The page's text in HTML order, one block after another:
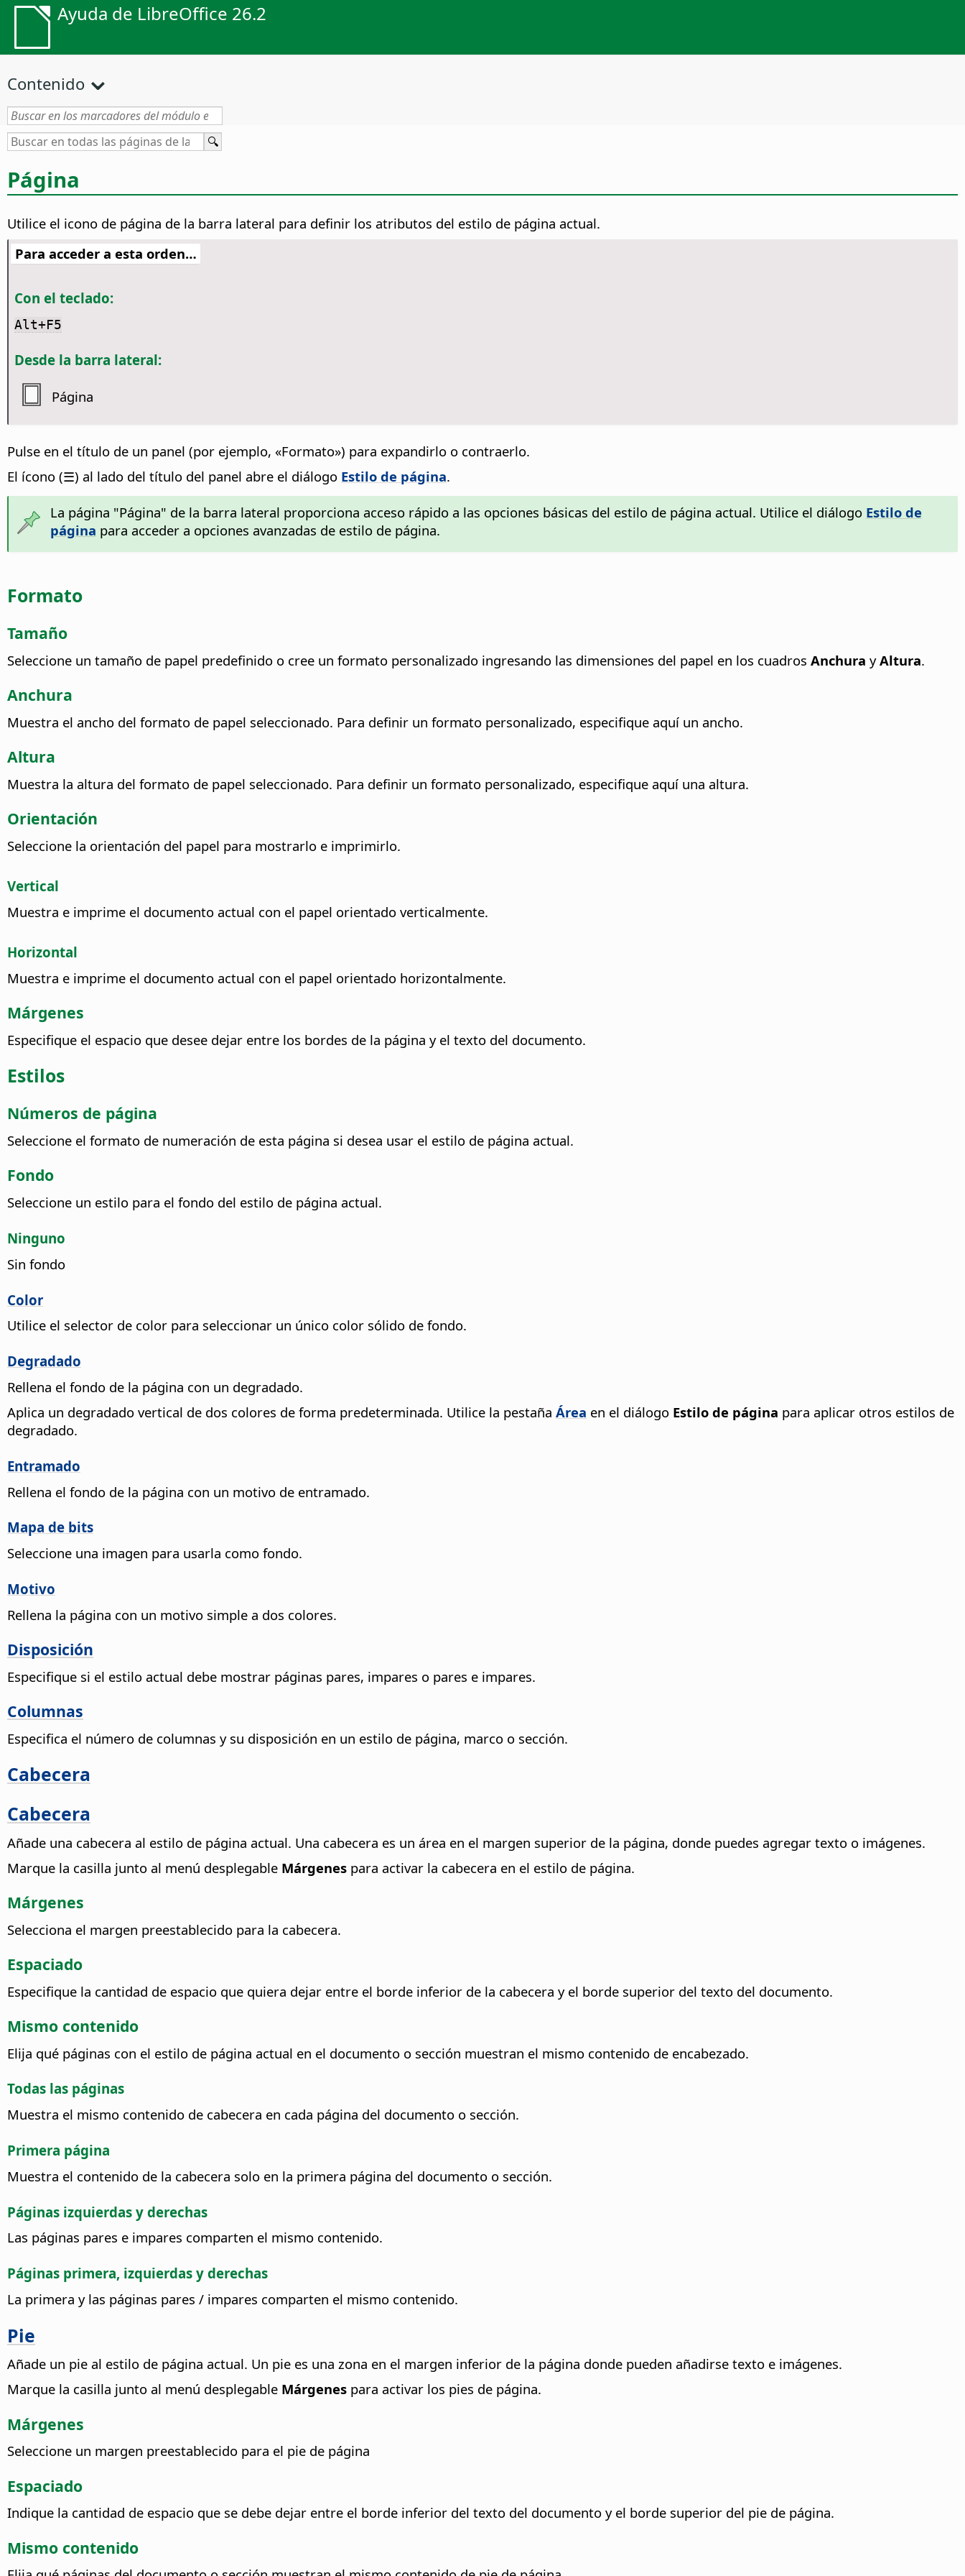
Ayuda de LibreOffice 26.2
Contenido
Página
Utilice el icono de página de la barra lateral para definir los atributos del estilo de página actual.
Para acceder a esta orden…
Con el teclado:
Alt+F5
Desde la barra lateral:
Página
Pulse en el título de un panel (por ejemplo, «Formato») para expandirlo o contraerlo.
El ícono (☰) al lado del título del panel abre el diálogo Estilo de página.
La página "Página" de la barra lateral proporciona acceso rápido a las opciones básicas del estilo de página actual. Utilice el diálogo Estilo de
página para acceder a opciones avanzadas de estilo de página.
Formato
Tamaño
Seleccione un tamaño de papel predefinido o cree un formato personalizado ingresando las dimensiones del papel en los cuadros Anchura yAltura.
Anchura
Muestra el ancho del formato de papel seleccionado. Para definir un formato personalizado, especifique aquí un ancho.
Altura
Muestra la altura del formato de papel seleccionado. Para definir un formato personalizado, especifique aquí una altura.
Orientación
Seleccione la orientación del papel para mostrarlo e imprimirlo.
Vertical
Muestra e imprime el documento actual con el papel orientado verticalmente.
Horizontal
Muestra e imprime el documento actual con el papel orientado horizontalmente.
Márgenes
Especifique el espacio que desee dejar entre los bordes de la página y el texto del documento.
Estilos
Números de página
Seleccione el formato de numeración de esta página si desea usar el estilo de página actual.
Fondo
Seleccione un estilo para el fondo del estilo de página actual.
Ninguno
Sin fondo
Color
Utilice el selector de color para seleccionar un único color sólido de fondo.
Degradado
Rellena el fondo de la página con un degradado.
Aplica un degradado vertical de dos colores de forma predeterminada. Utilice la pestaña Área en el diálogo Estilo de página para aplicar otros estilos de
degradado.
Entramado
Rellena el fondo de la página con un motivo de entramado.
Mapa de bits
Seleccione una imagen para usarla como fondo.
Motivo
Rellena la página con un motivo simple a dos colores.
Disposición
Especifique si el estilo actual debe mostrar páginas pares, impares o pares e impares.
Columnas
Especifica el número de columnas y su disposición en un estilo de página, marco o sección.
Cabecera
Cabecera
Añade una cabecera al estilo de página actual. Una cabecera es un área en el margen superior de la página, donde puedes agregar texto o imágenes.
Marque la casilla junto al menú desplegable Márgenes para activar la cabecera en el estilo de página.
Márgenes
Selecciona el margen preestablecido para la cabecera.
Espaciado
Especifique la cantidad de espacio que quiera dejar entre el borde inferior de la cabecera y el borde superior del texto del documento.
Mismo contenido
Elija qué páginas con el estilo de página actual en el documento o sección muestran el mismo contenido de encabezado.
Todas las páginas
Muestra el mismo contenido de cabecera en cada página del documento o sección.
Primera página
Muestra el contenido de la cabecera solo en la primera página del documento o sección.
Páginas izquierdas y derechas
Las páginas pares e impares comparten el mismo contenido.
Páginas primera, izquierdas y derechas
La primera y las páginas pares / impares comparten el mismo contenido.
Pie
Añade un pie al estilo de página actual. Un pie es una zona en el margen inferior de la página donde pueden añadirse texto e imágenes.
Marque la casilla junto al menú desplegable Márgenes para activar los pies de página.
Márgenes
Seleccione un margen preestablecido para el pie de página
Espaciado
Indique la cantidad de espacio que se debe dejar entre el borde inferior del texto del documento y el borde superior del pie de página.
Mismo contenido